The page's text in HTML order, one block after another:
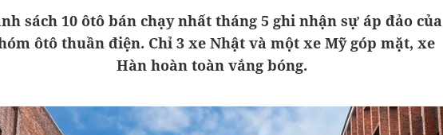
sách 10 ôtô bán chạy nhất tháng 5 ghi nhận sự áp đảo của
ôtô thuần điện. Chỉ 3 xe Nhật và một xe Mỹ góp mặt, xe
Hàn hoàn toàn vắng bóng.